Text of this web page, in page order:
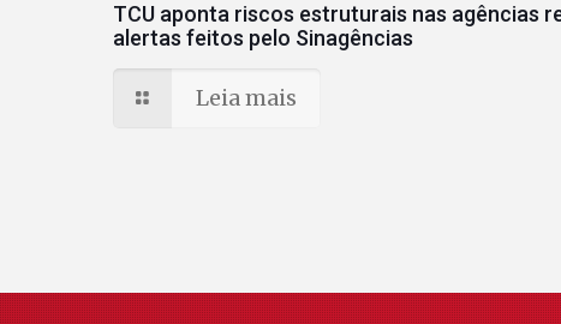
TCU aponta riscos estruturais nas agências
alertas feitos pelo Sinagências
Leia mais